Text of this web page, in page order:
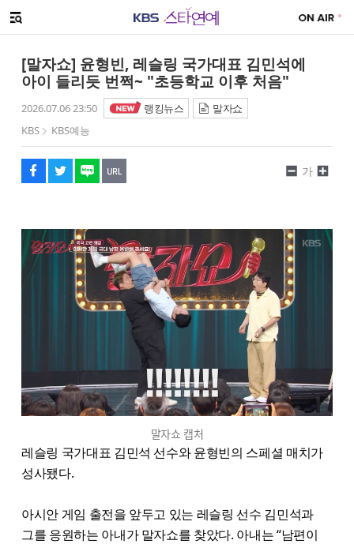
메뉴 열기
[말자쇼] 윤형빈, 레슬링 국가대표 김민석에
아이 들리듯 번쩍~ "초등학교 이후 처음"
2026.07.06 23:50 랭킹뉴스
말자쇼
KBS
KBS예능
페이스북
트위터
네이버
URL복사
글씨 작게보기
가
글씨 크게보기
말자쇼 캡처
레슬링 국가대표 김민석 선수와 윤형빈의 스페셜 매치가
성사됐다.
아시안 게임 출전을 앞두고 있는 레슬링 선수 김민석과
그를 응원하는 아내가 말자쇼를 찾았다. 아내는 “남편이